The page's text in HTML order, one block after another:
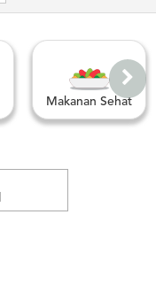
Makanan Sehat